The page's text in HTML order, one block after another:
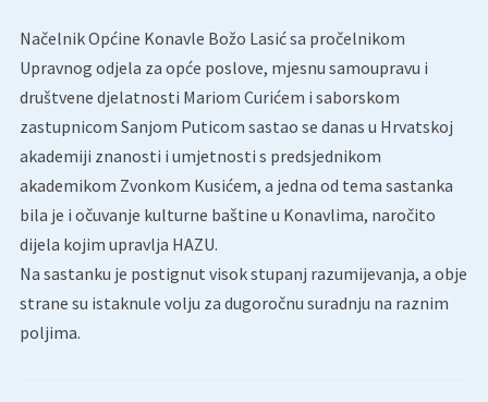
Načelnik Općine Konavle Božo Lasić sa pročelnikom
Upravnog odjela za opće poslove, mjesnu samoupravu i
društvene djelatnosti Mariom Curićem i saborskom
zastupnicom Sanjom Puticom sastao se danas u Hrvatskoj
akademiji znanosti i umjetnosti s predsjednikom
akademikom Zvonkom Kusićem, a jedna od tema sastanka
bila je i očuvanje kulturne baštine u Konavlima, naročito
dijela kojim upravlja HAZU.
Na sastanku je postignut visok stupanj razumijevanja, a obje
strane su istaknule volju za dugoročnu suradnju na raznim
poljima.